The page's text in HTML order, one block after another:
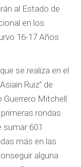
al Estado de
en los
16-17 Años
se realiza en el
Ruiz” de
Guerrero Mitchell
rondas
sumar 601
más en las
alguna